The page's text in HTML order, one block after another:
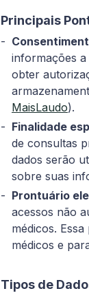
Principais
informações
obter
MaisLaudo).
Finalidade
de consultas
dados serão
sobre suas
Prontuário
acessos não
médicos.
médicos e
Tipos de